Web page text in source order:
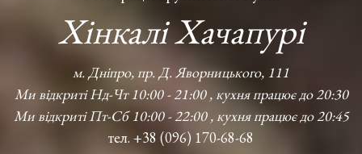
Хінкалі Хачапурі
м. Дніпро, пр. Д. Яворницького, 111
Ми відкриті Нд-Чт 10:00 - 21:00 , кухня працює до 20:30
Ми відкриті Пт-Сб 10:00 - 22:00 , кухня працює до 20:45
тел. +38 (096) 170-68-68